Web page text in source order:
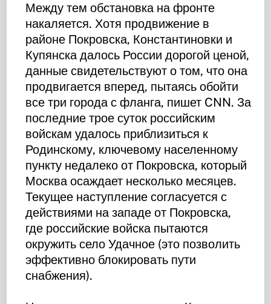
Между тем обстановка на фронте
накаляется. Хотя продвижение в
районе Покровска, Константиновки и
Купянска далось России дорогой ценой,
данные свидетельствуют о том, что она
продвигается вперед, пытаясь обойти
все три города с фланга, пишет CNN. За
последние трое суток российским
войскам удалось приблизиться к
Родинскому, ключевому населенному
пункту недалеко от Покровска, который
Москва осаждает несколько месяцев.
Текущее наступление согласуется с
действиями на западе от Покровска,
где российские войска пытаются
окружить село Удачное (это позволить
эффективно блокировать пути
снабжения).